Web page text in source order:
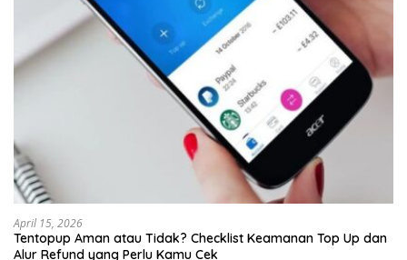
April 15, 2026
Tentopup Aman atau Tidak? Checklist Keamanan Top Up dan
Alur Refund yang Perlu Kamu Cek